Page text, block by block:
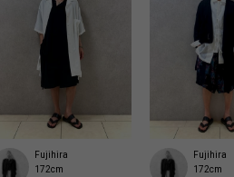
Fujihira
172cm
Fujihira
172cm